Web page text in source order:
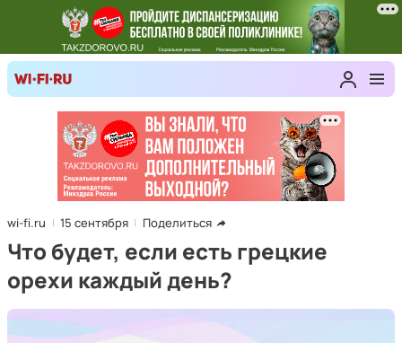
wi-fi.ru 15 сентября Поделиться
Что будет, если есть грецкие
орехи каждый день?